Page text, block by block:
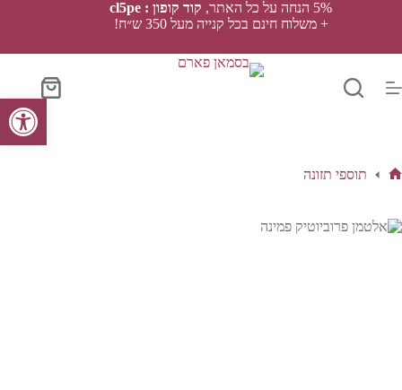
פתח סרגל נגישות
5% הנחה על כל האתר,
קוד קופון : cl5pe
+ משלוח חינם בכל קנייה מעל 350 ש״ח!
סל
הקניות
תוספי תזונה